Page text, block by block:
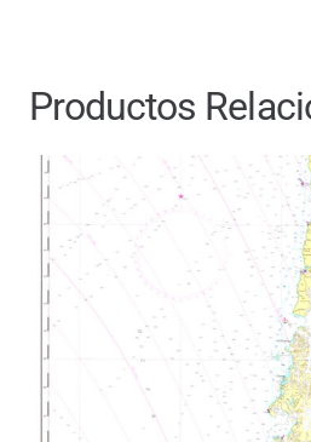
Productos